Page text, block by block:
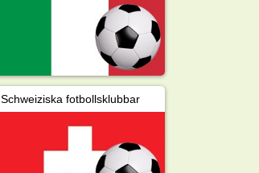
Schweiziska fotbollsklubbar